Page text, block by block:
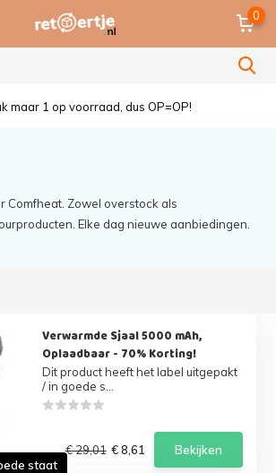
0
maar 1 op voorraad, dus OP=OP!
Comfheat. Zowel overstock als
Elke dag nieuwe aanbiedingen.
staat
Verwarmde Sjaal 5000 mAh,
Oplaadbaar - 70% Korting!
Dit product heeft het label uitgepakt
/ in goede s...
€ 29,01 € 8,61 Bekijken